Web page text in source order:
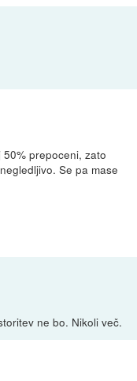
prepoceni, zato
Se pa mase
ne bo. Nikoli več.